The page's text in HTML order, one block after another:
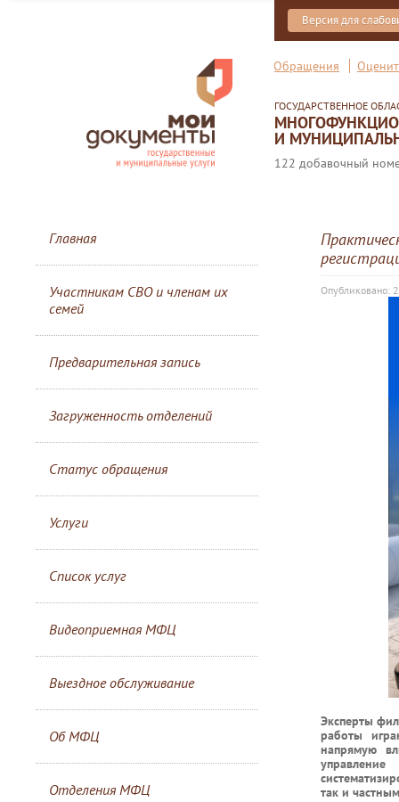
Версия для
Обращения
ГОСУДАРСТВЕННОЕ
И
122 добавочный
Главная
Участникам СВО и членам их
семей
Предварительная запись
Загруженность отделений
Статус обращения
Услуги
Список услуг
Видеоприемная МФЦ
Выездное обслуживание
Об МФЦ
Отделения МФЦ
Опубликовано:
Эксперты
работы
напрямую
так и